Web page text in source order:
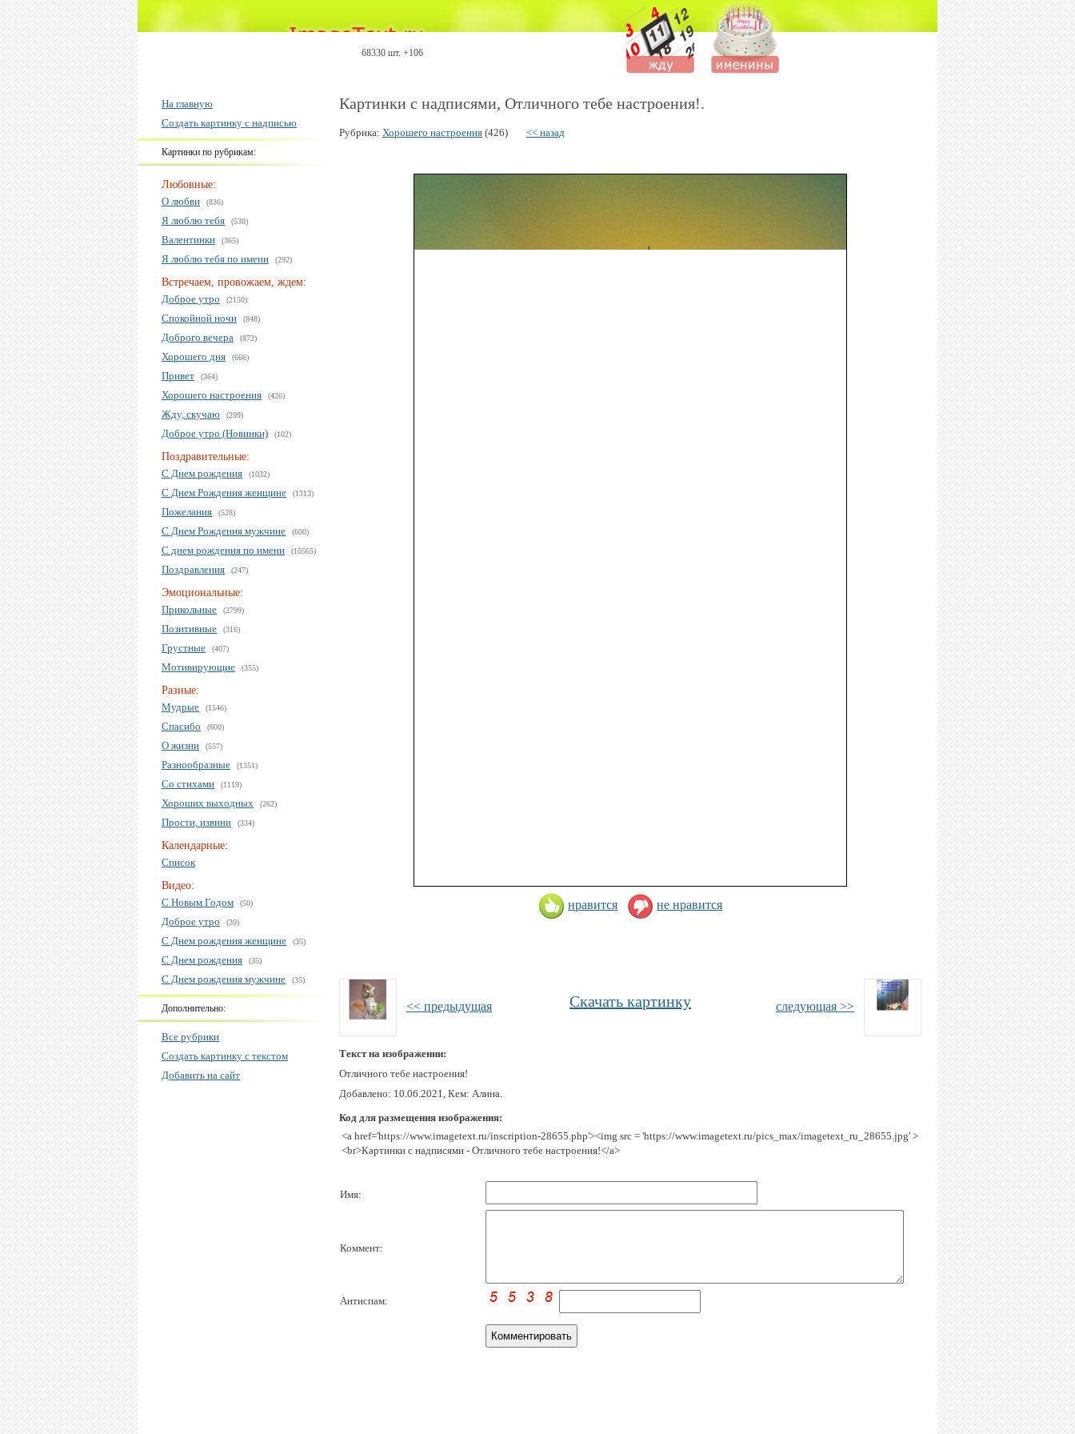
68330 шт. +106
На главную
Создать картинку с надписью
Картинки по рубрикам:
Любовные:
О любви
(836)
Я люблю тебя (538)
Валентинки (365)
Я люблю тебя по имени (292)
Встречаем, провожаем, ждем:
Доброе утро
(2150)
Спокойной ночи (848)
Доброго вечера (872)
Хорошего дня (666)
Привет (364)
Хорошего настроения (426)
Жду, скучаю (299)
Доброе утро (Новинки) (102)
Поздравительные:
С Днем рождения
(1032)
С Днем Рождения женщине (1313)
Пожелания (528)
С Днем Рождения мужчине (600)
С днем рождения по имени (10565)
Поздравления (247)
Эмоциональные:
Прикольные
(2799)
Позитивные (316)
Грустные (407)
Мотивирующие (355)
Разные:
Мудрые
(1546)
Спасибо (600)
О жизни (557)
Разнообразные (1351)
Со стихами (1119)
Хороших выходных (262)
Прости, извини (334)
Календарные:
Список
Видео:
С Новым Годом
(50)
Доброе утро (39)
С Днем рождения женщине (35)
С Днем рождения (35)
С Днем рождения мужчине (35)
Дополнительно:
Все рубрики
Создать картинку с текстом
Добавить на сайт
Картинки с надписями, Отличного тебе настроения!.
Рубрика: Хорошего настроения (426) << назад
нравится не нравится
<< предыдущая следующая >>
Скачать картинку
Текст на изображении:
Отличного тебе настроения!
Добавлено: 10.06.2021, Кем: Алина.
Код для размещения изображения:
<a href='https://www.imagetext.ru/inscription-28655.php'><img src = 'https://www.imagetext.ru/pics_max/imagetext_ru_28655.jpg' >
<br>Картинки с надписями - Отличного тебе настроения!</a>
Имя:
Коммент:
Антиспам: